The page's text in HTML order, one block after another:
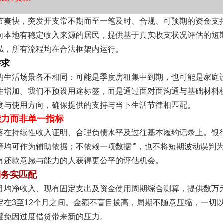
奏快，突发开支常不期而至一笔及时、合规、可预期的资金支
本地有稳定收入来源的居民，提供基于真实收支状况评估的短
所有流程均在合法框架内运行。
生活场景各不相同：可能是季度房租集中到期，也可能是家庭
增加。我们不预设用途标签，而是通过面对面沟通与基础材料
与使用方向，确保提供的支持与当下生活节律相匹配。
而非单一指标
在持续性收入证明、合理负债水平及过往基本履约记录上。银
均可作为辅助依据；不依赖一项数据“”，也不将短期波动误判
还款意愿与能力的人获得更公平的评估机会。
实匹配
均净收入、现有固定支出及资金使用周期综合测算，提供数万
在3至12个月之间。金额不盲目拔高，周期不随意压缩，一切
因过度借贷带来新的压力。